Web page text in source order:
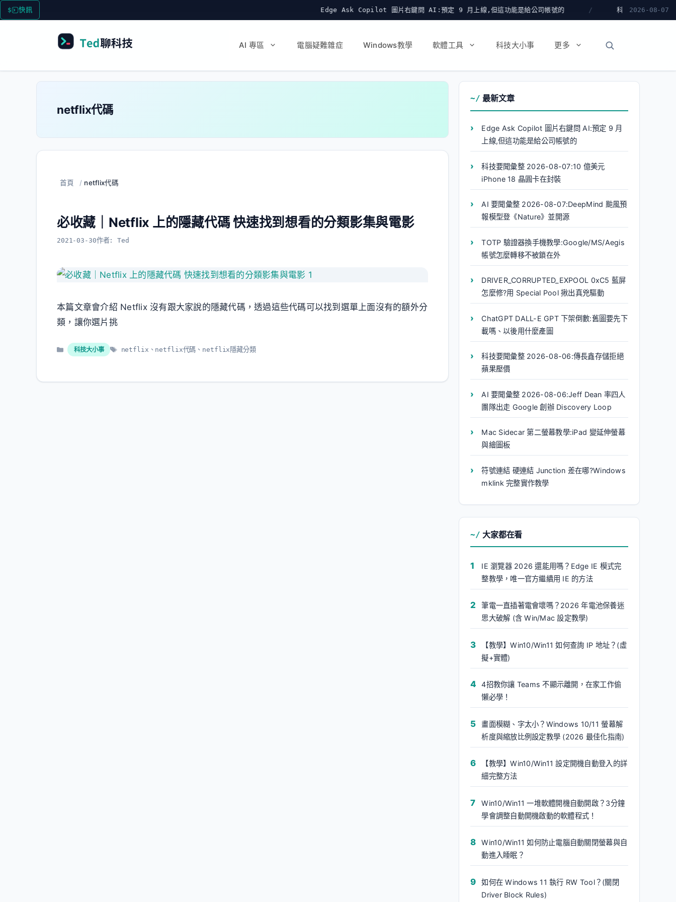
跳
至
快訊 Edge Ask Copilot 圖片右鍵問 AI:預定 9 月上線,但這功能是給公司帳號的 科技要聞彙整 2026-08-
2026-08-07
AI 專區 電腦疑難雜症 Windows教學 軟體工具 科技大小事 更多
netflix代碼
首頁 / netflix代碼
必收藏｜Netflix 上的隱藏代碼 快速找到想看的分類影集與電影
2021-03-30作者:Ted
本篇文章會介紹 Netflix 沒有跟大家說的隱藏代碼，透過這些代碼可以找到選單上面沒有的額外分
類，讓你選片挑
分
類
科技大小事
標
netflix 、 netflix代碼 、 netflix隱藏分類
最新文章
Edge Ask Copilot 圖片右鍵問 AI:預定 9 月
上線,但這功能是給公司帳號的
科技要聞彙整 2026-08-07:10 億美元
iPhone 18 晶圓卡在封裝
AI 要聞彙整 2026-08-07:DeepMind 颱風預
報模型登《Nature》並開源
TOTP 驗證器換手機教學:Google/MS/Aegis
帳號怎麼轉移不被鎖在外
DRIVER_CORRUPTED_EXPOOL 0xC5 藍屏
怎麼修?用 Special Pool 揪出真兇驅動
ChatGPT DALL-E GPT 下架倒數:舊圖要先下
載嗎、以後用什麼產圖
科技要聞彙整 2026-08-06:傳長鑫存儲拒絕
蘋果壓價
AI 要聞彙整 2026-08-06:Jeff Dean 率四人
團隊出走 Google 創辦 Discovery Loop
Mac Sidecar 第二螢幕教學:iPad 變延伸螢幕
與繪圖板
符號連結 硬連結 Junction 差在哪?Windows
mklink 完整實作教學
大家都在看
IE 瀏覽器 2026 還能用嗎？Edge IE 模式完
整教學，唯一官方繼續用 IE 的方法
筆電一直插著電會壞嗎？2026 年電池保養迷
思大破解 (含 Win/Mac 設定教學)
【教學】Win10/Win11 如何查詢 IP 地址？(虛
擬+實體)
4招教你讓 Teams 不顯示離開，在家工作偷
懶必學！
畫面模糊、字太小？Windows 10/11 螢幕解
析度與縮放比例設定教學 (2026 最佳化指南)
【教學】Win10/Win11 設定開機自動登入的詳
細完整方法
Win10/Win11 一堆軟體開機自動開啟？3分鐘
學會調整自動開機啟動的軟體程式！
Win10/Win11 如何防止電腦自動關閉螢幕與自
動進入睡眠？
如何在 Windows 11 執行 RW Tool？(關閉
Driver Block Rules)